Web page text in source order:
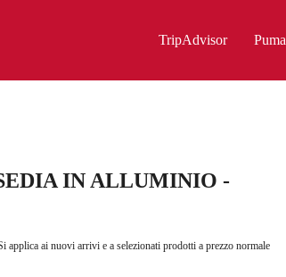
TripAdvisor Puma
IN ALLUMINIO -
ai nuovi arrivi e a selezionati prodotti a prezzo normale